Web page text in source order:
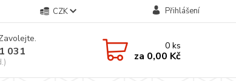
CZK Přihlášení
031 0ks
za 0,00 Kč